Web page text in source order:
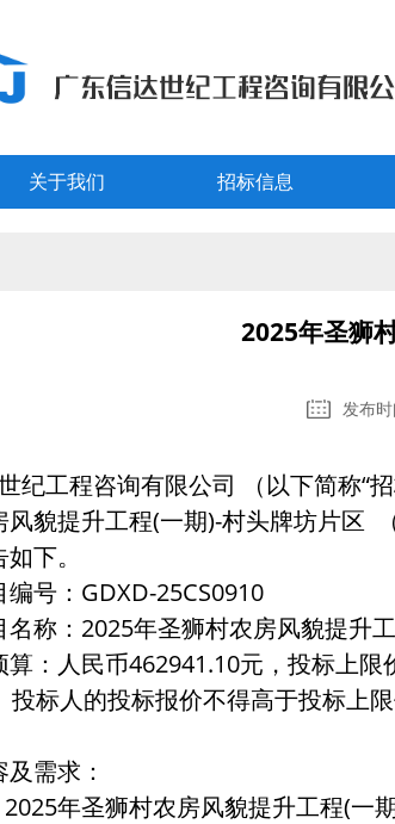
关于我们 招标信息
2025年圣狮
发布
工程咨询有限公司 （以下简称“
风貌提升工程(一期)-村头牌坊片区
下。
号：GDXD-25CS0910
称：2025年圣狮村农房风貌提升
：人民币462941.10元，投标上限
投标人的投标报价不得高于投标上
需求：
年圣狮村农房风貌提升工程(一